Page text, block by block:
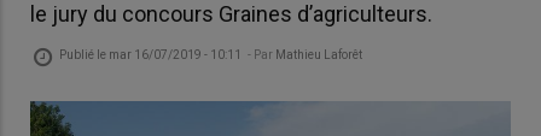
le jury du concours Graines d’agriculteurs.
Publié le mar 16/07/2019 - 10:11 - Par Mathieu Laforêt